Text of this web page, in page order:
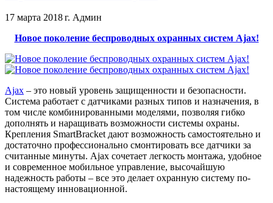
17 марта 2018 г. Админ
Новое поколение беспроводных охранных систем Ajax!
Ajax – это новый уровень защищенности и безопасности.
Система работает с датчиками разных типов и назначения, в
том числе комбинированными моделями, позволяя гибко
дополнять и наращивать возможности системы охраны.
Крепления SmartBracket дают возможность самостоятельно и
достаточно профессионально смонтировать все датчики за
считанные минуты. Ajax сочетает легкость монтажа, удобное
и современное мобильное управление, высочайшую
надежность работы – все это делает охранную систему по-
настоящему инновационной.